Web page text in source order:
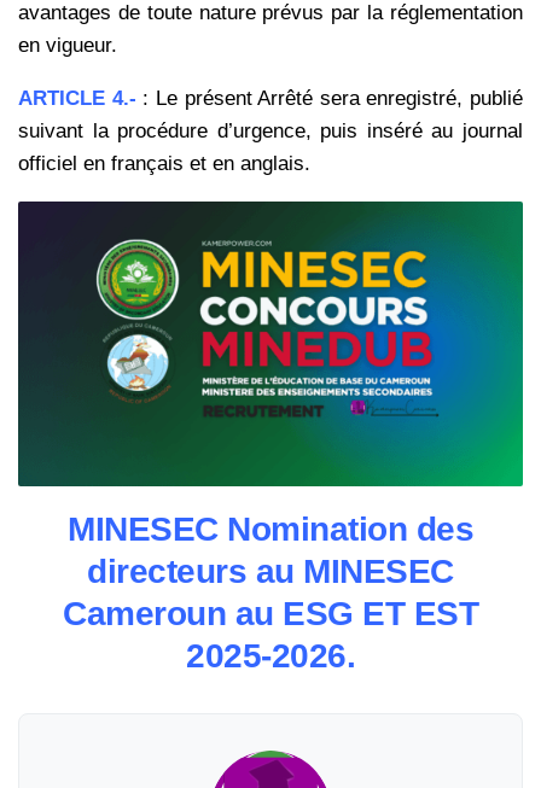
avantages de toute nature prévus par la réglementation
en vigueur.
ARTICLE 4.- : Le présent Arrêté sera enregistré, publié
suivant la procédure d’urgence, puis inséré au journal
officiel en français et en anglais.
MINESEC Nomination des
directeurs au MINESEC
Cameroun au ESG ET EST
2025-2026.